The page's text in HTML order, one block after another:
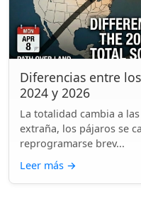
Diferencias entre
2024 y 2026
La totalidad cambia a
extraña, los pájaros se
reprogramarse brev...
Leer más →